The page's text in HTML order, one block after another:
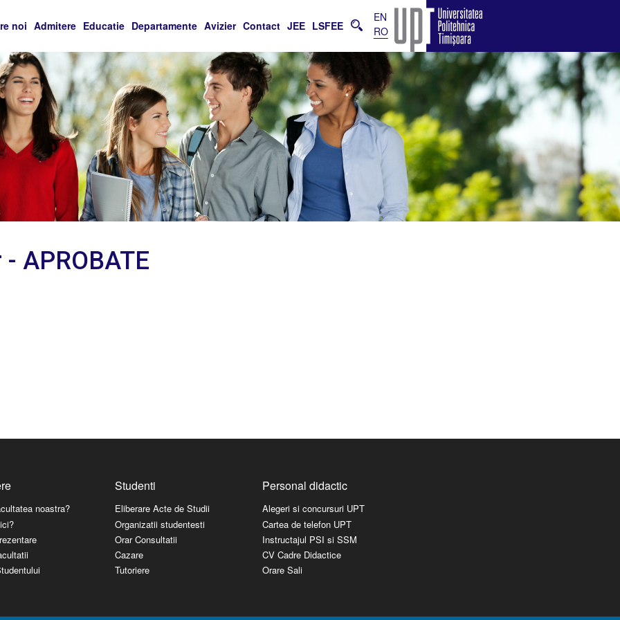
noi Admitere Educatie Departamente Avizier Contact JEE LSFEE
EN
RO
APROBATE
noastra?
Studenti
Eliberare Acte de Studii
Organizatii studentesti
Orar Consultatii
Cazare
Tutoriere
Personal didactic
Alegeri si concursuri UPT
Cartea de telefon UPT
Instructajul PSI si SSM
CV Cadre Didactice
Orare Sali